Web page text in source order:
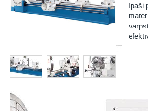
Īpaši